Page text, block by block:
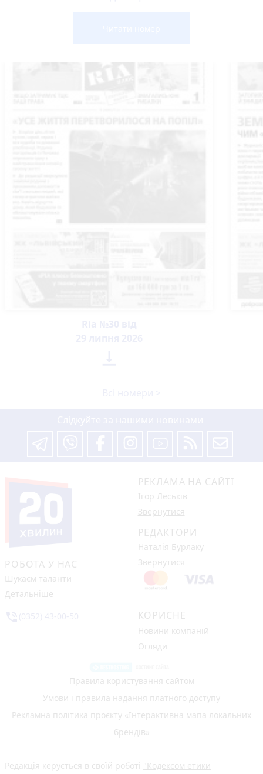
РОБОТА У НАС
Шукаєм таланти
Детальніше
РЕКЛАМА НА САЙТІ
Ігор Леськів
Звернутися
РЕДАКТОРИ
Наталія Бурлаку
Звернутися
КОРИСНЕ
Новини компаній
Огляди
Правила користування сайтом
Умови і правила надання платного доступу
Рекламна політика проєкту «Інтерактивна мапа локальних
брендів»
Редакція керується в своїй роботі "Кодексом етики